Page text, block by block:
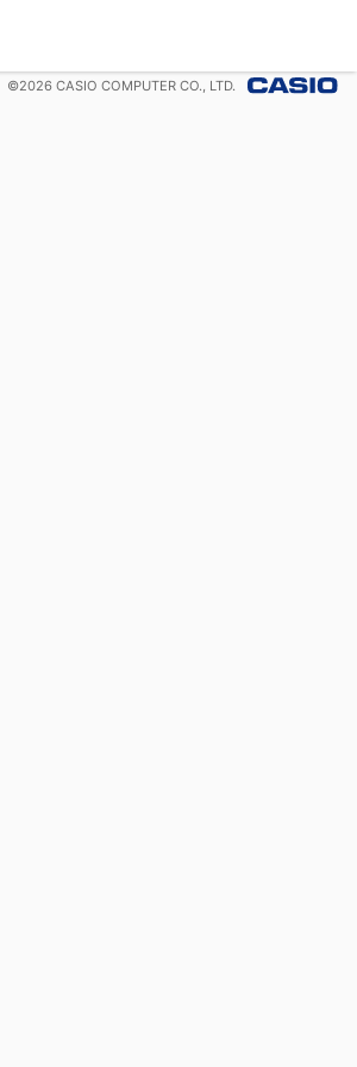
©2026 CASIO COMPUTER CO., LTD.